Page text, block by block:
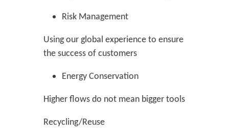
Risk Management
Using our global experience to ensure
the success of customers
Energy Conservation
Higher flows do not mean bigger tools
Recycling/Reuse